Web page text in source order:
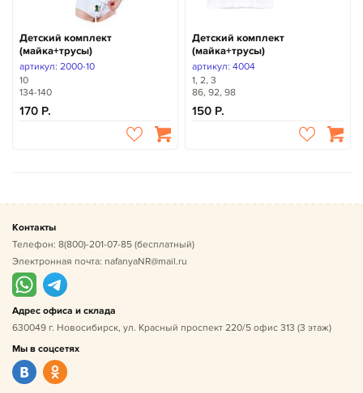
Детский комплект
(майка+трусы)
артикул: 2000-10
10
134-140
170
Детский комплект
(майка+трусы)
артикул: 4004
1, 2, 3
86, 92, 98
150
Контакты
Телефон: 8(800)-201-07-85 (бесплатный)
Электронная почта: nafanyaNR@mail.ru
Адрес офиса и склада
630049 г. Новосибирск, ул. Красный проспект 220/5 офис 313 (3 этаж)
Мы в соцсетях